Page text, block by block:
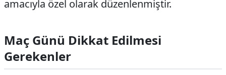
amacıyla özel olarak düzenlenmiştir.
Maç Günü Dikkat Edilmesi
Gerekenler